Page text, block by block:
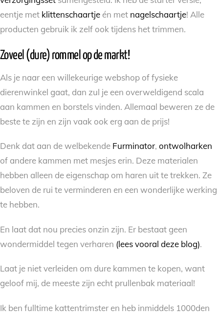
eentje met klittenschaartje én met nagelschaartje! Alle
producten gebruik ik zelf ook tijdens het trimmen.
Zoveel (dure) rommel op de markt!
Als je naar een willekeurige webshop of fysieke
dierenwinkel gaat, dan zul je een overweldigend scala
aan kammen en borstels vinden. Allemaal beweren ze de
beste te zijn en zijn vaak ook erg aan de prijs!
Denk dat aan de welbekende Furminator, ontwolharken
of andere kammen met mesjes erin. Deze materialen
hebben alleen de eigenschap om haren uit te trekken. Ze
beloven de rui te verminderen en een wonderlijke werking
te hebben.
En laat dat nou precies onzin zijn. Er bestaat geen
wondermiddel tegen verharen (lees vooral deze blog).
Laat je niet verleiden om dure kammen te kopen, want
geloof mij, de meeste zijn echt prullenbak materiaal!
Ik ben fulltime kattentrimster en heb inmiddels 1000den